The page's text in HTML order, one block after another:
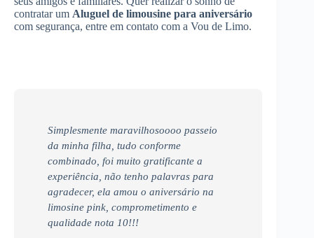
contratar um Aluguel de limousine para aniversário
com segurança, entre em contato com a Vou de Limo.
Simplesmente maravilhosoooo passeio
da minha filha, tudo conforme
combinado, foi muito gratificante a
experiência, não tenho palavras para
agradecer, ela amou o aniversário na
limosine pink, comprometimento e
qualidade nota 10!!!